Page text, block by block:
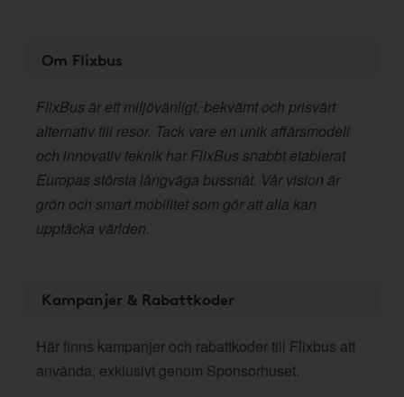
Om Flixbus
FlixBus är ett miljövänligt, bekvämt och prisvärt
alternativ till resor. Tack vare en unik affärsmodell
och innovativ teknik har FlixBus snabbt etablerat
Europas största långväga bussnät. Vår vision är
grön och smart mobilitet som gör att alla kan
upptäcka världen.
Kampanjer & Rabattkoder
Här finns kampanjer och rabattkoder till Flixbus att
använda, exklusivt genom Sponsorhuset.